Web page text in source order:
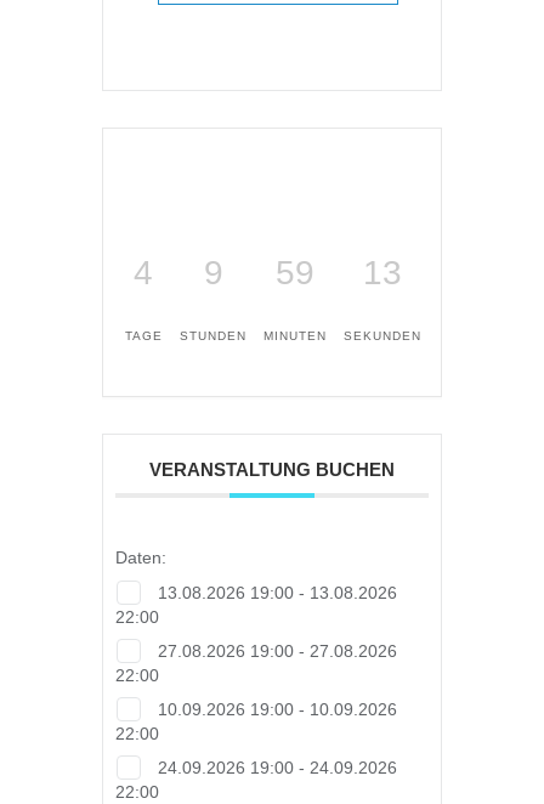
4
TAGE
9
STUNDEN
59
MINUTEN
13
SEKUNDEN
VERANSTALTUNG BUCHEN
Daten:
13.08.2026 19:00 - 13.08.2026
22:00
27.08.2026 19:00 - 27.08.2026
22:00
10.09.2026 19:00 - 10.09.2026
22:00
24.09.2026 19:00 - 24.09.2026
22:00